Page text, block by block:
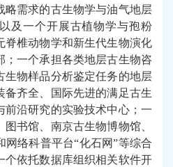
略需求的古生物学与油气地层
及一个开展古植物学与孢粉
脊椎动物学和新生代生物演化
；一个承担各类地层古生物咨
生物样品分析鉴定任务的地层
备齐全、国际先进的满足古生
前沿研究的实验技术中心；一
书馆、南京古生物博物馆、
络科普平台“化石网”等综合
个依托数据库组织相关软件开